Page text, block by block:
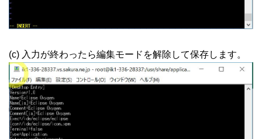
(c) 入力が終わったら編集モードを解除して保存します。